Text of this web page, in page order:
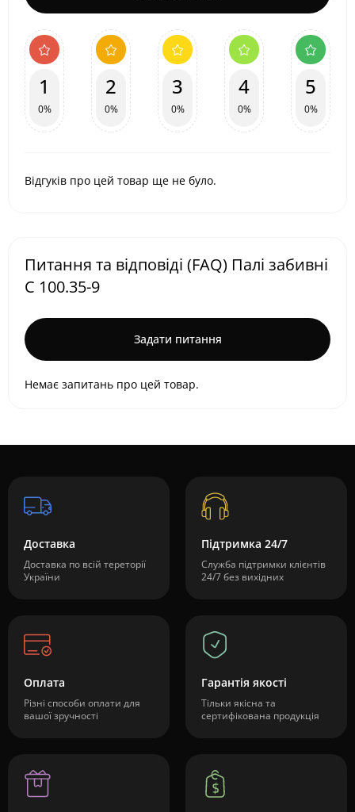
1
0%
2
0%
3
0%
4
0%
5
0%
Відгуків про цей товар ще не було.
Питання та відповіді (FAQ) Палі забивні
С 100.35-9
Задати питання
Немає запитань про цей товар.
Доставка
Доставка по всій тереторії
України
Підтримка 24/7
Служба підтримки клієнтів
24/7 без вихідних
Оплата
Різні способи оплати для
вашої зручності
Гарантія якості
Тільки якісна та
сертифікована продукція